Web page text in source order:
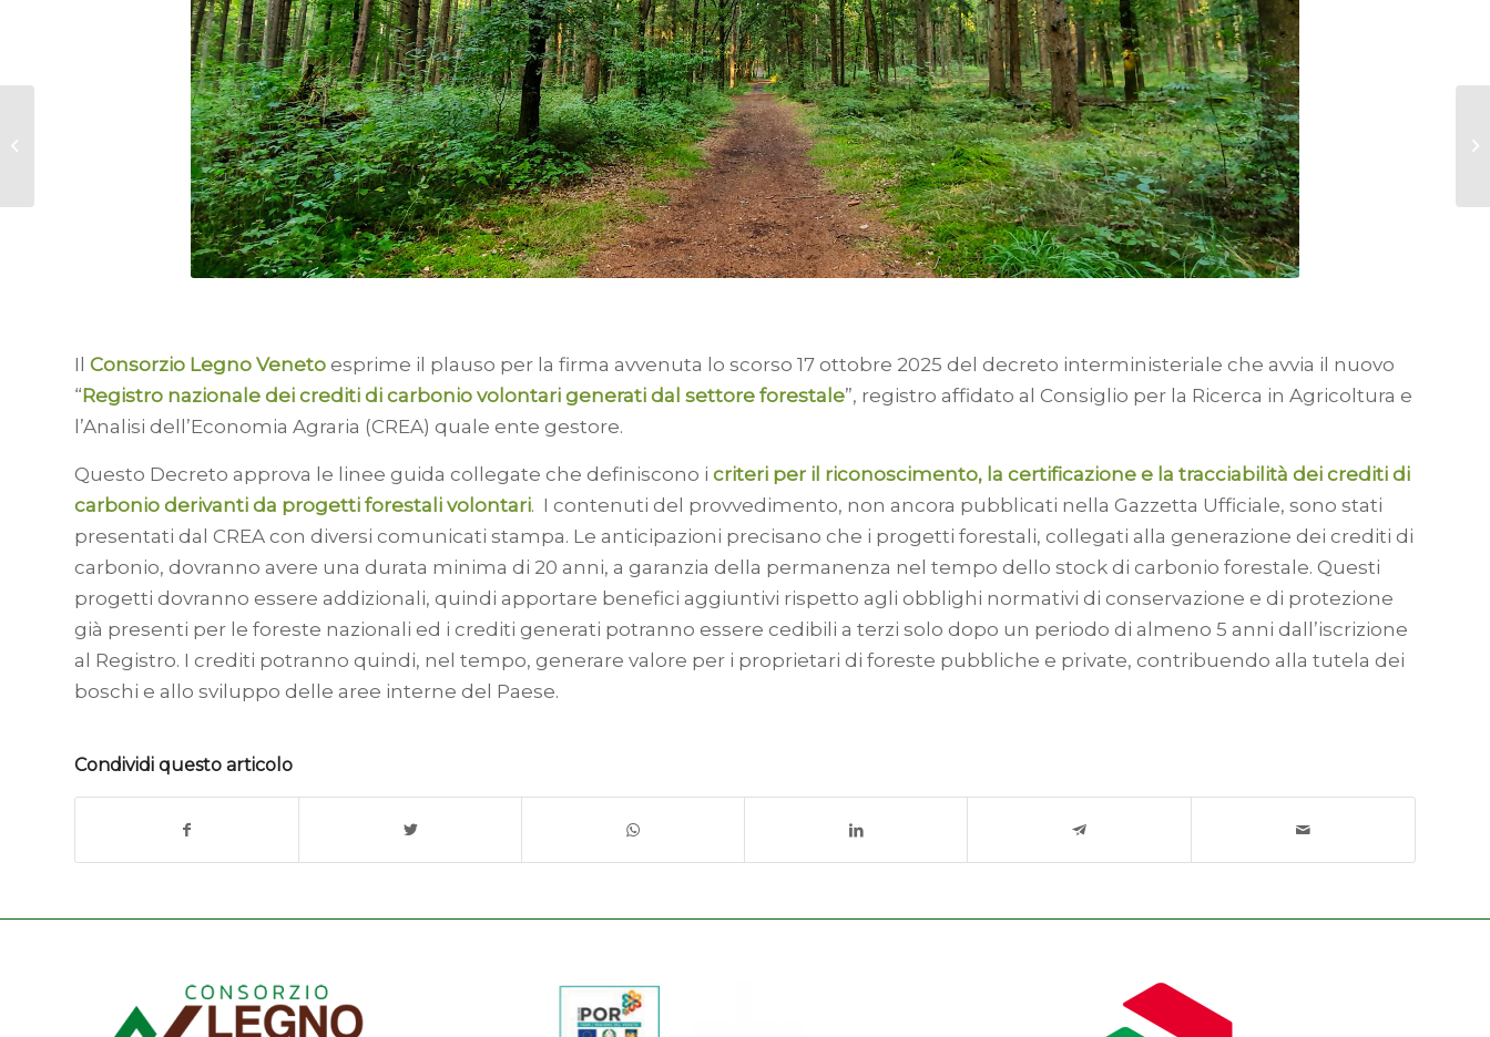
Il Consorzio Legno Veneto esprime il plauso per la firma avvenuta lo scorso 17 ottobre 2025 del decreto interministeriale che avvia il nuovo
“Registro nazionale dei crediti di carbonio volontari generati dal settore forestale”, registro affidato al Consiglio per la Ricerca in Agricoltura e
l’Analisi dell’Economia Agraria (CREA) quale ente gestore.
Questo Decreto approva le linee guida collegate che definiscono i criteri per il riconoscimento, la certificazione e la tracciabilità dei crediti di
carbonio derivanti da progetti forestali volontari. I contenuti del provvedimento, non ancora pubblicati nella Gazzetta Ufficiale, sono stati
presentati dal CREA con diversi comunicati stampa. Le anticipazioni precisano che i progetti forestali, collegati alla generazione dei crediti di
carbonio, dovranno avere una durata minima di 20 anni, a garanzia della permanenza nel tempo dello stock di carbonio forestale. Questi
progetti dovranno essere addizionali, quindi apportare benefici aggiuntivi rispetto agli obblighi normativi di conservazione e di protezione
già presenti per le foreste nazionali ed i crediti generati potranno essere cedibili a terzi solo dopo un periodo di almeno 5 anni dall’iscrizione
al Registro. I crediti potranno quindi, nel tempo, generare valore per i proprietari di foreste pubbliche e private, contribuendo alla tutela dei
boschi e allo sviluppo delle aree interne del Paese.
Condividi questo articolo